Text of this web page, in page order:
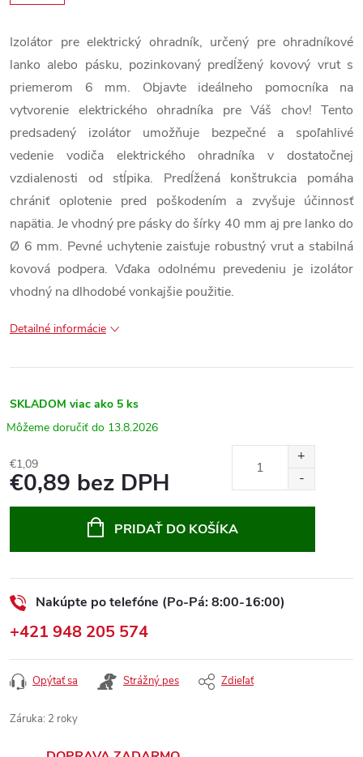
Izolátor pre elektrický ohradník, určený pre ohradníkové
lanko alebo pásku, pozinkovaný predĺžený kovový vrut s
priemerom 6 mm. Objavte ideálneho pomocníka na
vytvorenie elektrického ohradníka pre Váš chov! Tento
predsadený izolátor umožňuje bezpečné a spoľahlivé
vedenie vodiča elektrického ohradníka v dostatočnej
vzdialenosti od stĺpika. Predĺžená konštrukcia pomáha
chrániť oplotenie pred poškodením a zvyšuje účinnosť
napätia. Je vhodný pre pásky do šírky 40 mm aj pre lanko do
Ø 6 mm. Pevné uchytenie zaisťuje robustný vrut a stabilná
kovová podpera. Vďaka odolnému prevedeniu je izolátor
vhodný na dlhodobé vonkajšie použitie.
Detailné informácie
SKLADOM viac ako 5 ks
13.8.2026
€1,09
€0,89 bez DPH
PRIDAŤ DO KOŠÍKA
Nakúpte po telefóne (Po-Pá: 8:00-16:00)
+421 948 205 574
Opýtať sa Strážný pes Zdieľať
Záruka: 2 roky